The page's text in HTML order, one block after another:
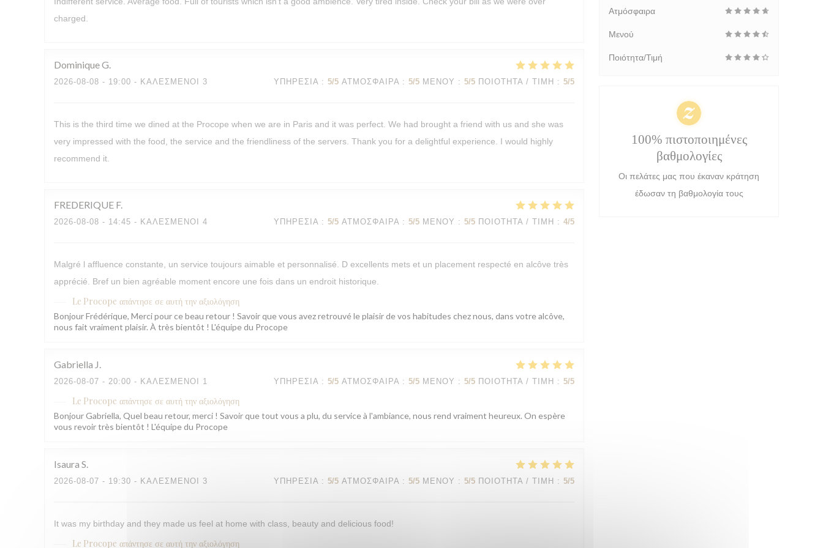
charged.
DominiqueG
2026-08-08 - 19:00 - ΚΑΛΕΣΜΈΝΟΙ 3 ΥΠΗΡΕΣΊΑ : 5/5 ΑΤΜΌΣΦΑΙΡΑ : 5/5 ΜΕΝΟΎ : 5/5 ΠΟΙΌΤΗΤΑ / ΤΙΜΉ : 5/5
This is the third time we dined at the Procope when we are in Paris and it was perfect. We had brought a friend with us and she was
very impressed with the food, the service and the friendliness of the servers. Thank you for a delightful experience. I would highly
recommend it.
FREDERIQUE F
2026-08-08 - 14:45 - ΚΑΛΕΣΜΈΝΟΙ 4 ΥΠΗΡΕΣΊΑ : 5/5 ΑΤΜΌΣΦΑΙΡΑ : 5/5 ΜΕΝΟΎ : 5/5 ΠΟΙΌΤΗΤΑ / ΤΙΜΉ : 4/5
Malgré l affluence constante, un service toujours aimable et personnalisé. D excellents mets et un placement respecté en alcôve très
apprécié. Bref un bien agréable moment encore une fois dans un endroit historique.
Le Procope απάντησε σε αυτή την αξιολόγηση
Bonjour Frédérique, Merci pour ce beau retour ! Savoir que vous avez retrouvé le plaisir de vos habitudes chez nous, dans votre alcôve,
nous fait vraiment plaisir. À très bientôt ! L'équipe du Procope
Gabriella J
2026-08-07 - 20:00 - ΚΑΛΕΣΜΈΝΟΙ 1 ΥΠΗΡΕΣΊΑ : 5/5 ΑΤΜΌΣΦΑΙΡΑ : 5/5 ΜΕΝΟΎ : 5/5 ΠΟΙΌΤΗΤΑ / ΤΙΜΉ : 5/5
Le Procope απάντησε σε αυτή την αξιολόγηση
Bonjour Gabriella, Quel beau retour, merci ! Savoir que tout vous a plu, du service à l'ambiance, nous rend vraiment heureux. On espère
vous revoir très bientôt ! L'équipe du Procope
Isaura S
2026-08-07 - 19:30 - ΚΑΛΕΣΜΈΝΟΙ 3 ΥΠΗΡΕΣΊΑ : 5/5 ΑΤΜΌΣΦΑΙΡΑ : 5/5 ΜΕΝΟΎ : 5/5 ΠΟΙΌΤΗΤΑ / ΤΙΜΉ : 5/5
It was my birthday and they made us feel at home with class, beauty and delicious food!
Le Procope απάντησε σε αυτή την αξιολόγηση
Ατμόσφαιρα
Μενού
Ποιότητα/Τιμή
100% πιστοποιημένες
βαθμολογίες
Οι πελάτες μας που έκαναν κράτηση
έδωσαν τη βαθμολογία τους